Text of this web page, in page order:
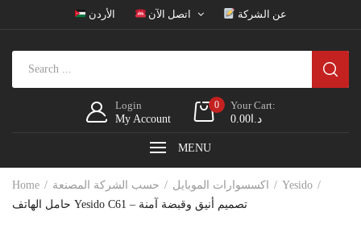
الأردن اتصل الآن عن الشركة
Login
My Account
0
Your Cart:
د.ا0.00
MENU
Home اكسسوارات الموبايل حسب الشركة المصنعة
Yesido
حامل الهاتف Yesido C61 – تصميم أنيق وقبضة آمنة